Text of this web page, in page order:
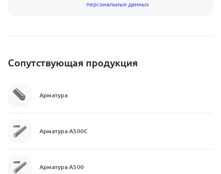
персональных данных
Сопутствующая продукция
Арматура
Арматура А500С
Арматура А500